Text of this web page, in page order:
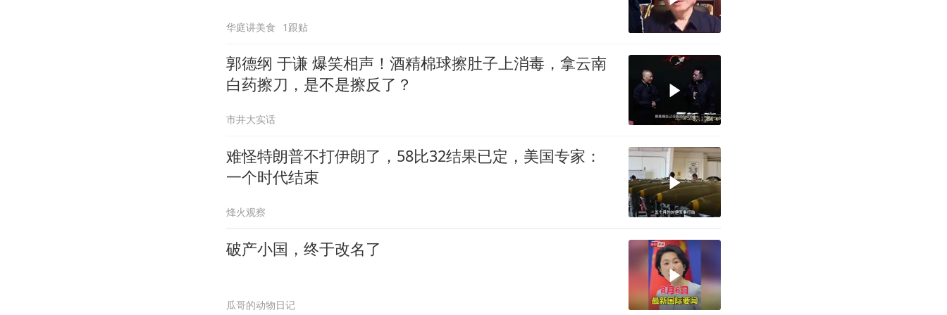
华庭讲美食 1跟贴
郭德纲 于谦 爆笑相声！酒精棉球擦肚子上消毒，拿云南
白药擦刀，是不是擦反了？
市井大实话
难怪特朗普不打伊朗了，58比32结果已定，美国专家：
一个时代结束
烽火观察
破产小国，终于改名了
瓜哥的动物日记